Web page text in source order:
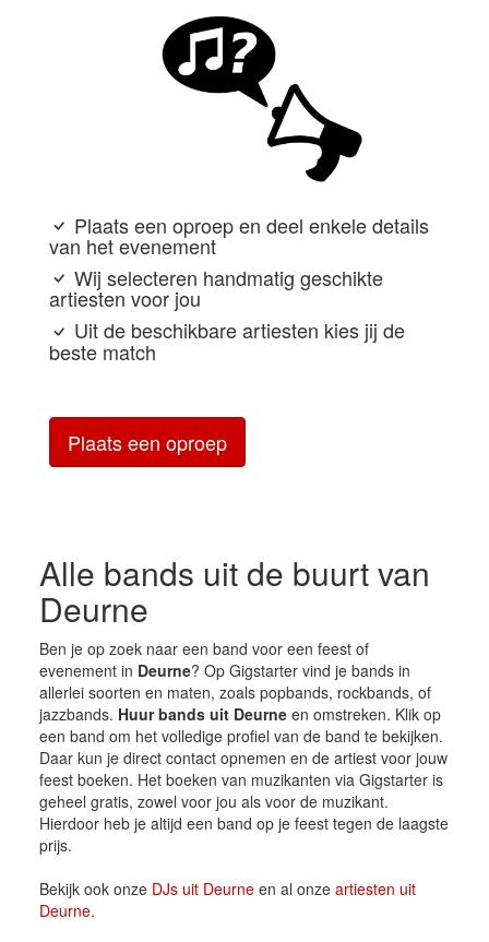
Plaats een oproep en deel enkele details
van het evenement
Wij selecteren handmatig geschikte
artiesten voor jou
Uit de beschikbare artiesten kies jij de
beste match
Plaats een oproep
Alle bands uit de buurt van
Deurne
Ben je op zoek naar een band voor een feest of
evenement in Deurne? Op Gigstarter vind je bands in
allerlei soorten en maten, zoals popbands, rockbands, of
jazzbands. Huur bands uit Deurneen omstreken. Klik op
een band om het volledige profiel van de band te bekijken.
Daar kun je direct contact opnemen en de artiest voor jouw
feest boeken. Het boeken van muzikanten via Gigstarter is
geheel gratis, zowel voor jou als voor de muzikant.
Hierdoor heb je altijd een band op je feest tegen de laagste
prijs.
Bekijk ook onze DJs uit Deurneen al onze artiesten uit
Deurne.